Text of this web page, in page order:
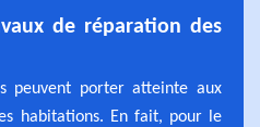
de réparation des
peuvent porter atteinte aux
habitations. En fait, pour le